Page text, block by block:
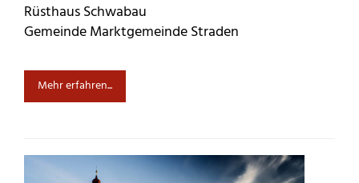
Rüsthaus Schwabau
Gemeinde Marktgemeinde Straden
Mehr erfahren...